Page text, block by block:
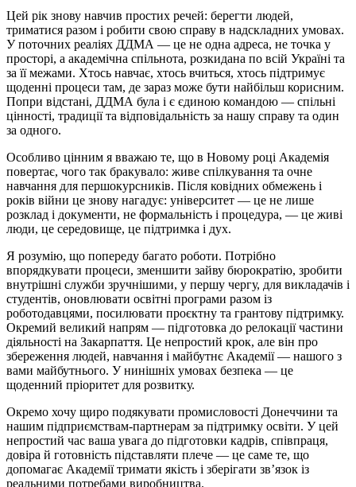
Цей рік знову навчив простих речей: берегти людей,
триматися разом і робити свою справу в надскладних умовах.
У поточних реаліях ДДМА — це не одна адреса, не точка у
просторі, а академічна спільнота, розкидана по всій Україні та
за її межами. Хтось навчає, хтось вчиться, хтось підтримує
щоденні процеси там, де зараз може бути найбільш корисним.
Попри відстані, ДДМА була і є єдиною командою — спільні
цінності, традиції та відповідальність за нашу справу та один
за одного.
Особливо цінним я вважаю те, що в Новому році Академія
повертає, чого так бракувало: живе спілкування та очне
навчання для першокурсників. Після ковідних обмежень і
років війни це знову нагадує: університет — це не лише
розклад і документи, не формальність і процедура, — це живі
люди, це середовище, це підтримка і дух.
Я розумію, що попереду багато роботи. Потрібно
впорядкувати процеси, зменшити зайву бюрократію, зробити
внутрішні служби зручнішими, у першу чергу, для викладачів і
студентів, оновлювати освітні програми разом із
роботодавцями, посилювати проєктну та грантову підтримку.
Окремий великий напрям — підготовка до релокації частини
діяльності на Закарпаття. Це непростий крок, але він про
збереження людей, навчання і майбутнє Академії — нашого з
вами майбутнього. У нинішніх умовах безпека — це
щоденний пріоритет для розвитку.
Окремо хочу щиро подякувати промисловості Донеччини та
нашим підприємствам-партнерам за підтримку освіти. У цей
непростий час ваша увага до підготовки кадрів, співпраця,
довіра й готовність підставляти плече — це саме те, що
допомагає Академії тримати якість і зберігати зв’язок із
реальними потребами виробництва.